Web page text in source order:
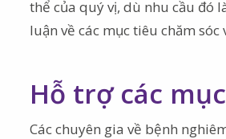
thể của quý vị, dù nhu cầu đó
luận về các mục tiêu chăm
Hỗ trợ các
Các chuyên gia về bệnh